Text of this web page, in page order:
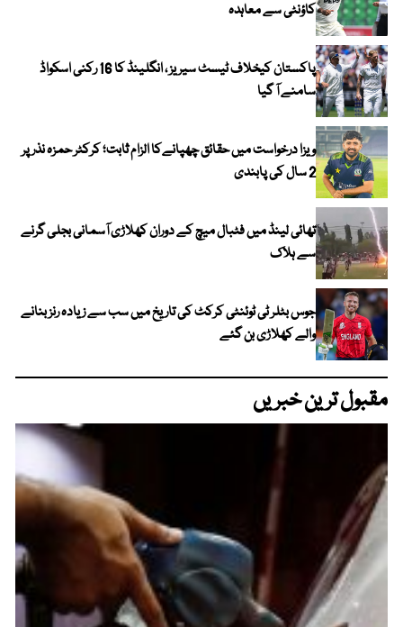
کاؤنٹی سے معاہدہ
پاکستان کیخلاف ٹیسٹ سیریز ، انگلینڈ کا 16 رکنی اسکواڈ
سامنے آ گیا
ویزا درخواست میں حقائق چھپانےکا الزام ثابت؛ کرکٹر حمزہ نذر پر
2 سال کی پابندی
تھائی لینڈ میں فٹبال میچ کے دوران کھلاڑی آسمانی بجلی گرنے
سے ہلاک
جوس بٹلر ٹی ٹوئنٹی کرکٹ کی تاریخ میں سب سے زیادہ رنز بنانے
والے کھلاڑی بن گئے
مقبول ترین خبریں